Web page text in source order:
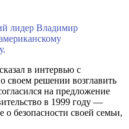
лидер Владимир
в интервью с
решении возглавить
на предложение
в 1999 году —
о безопасности своей семьи,